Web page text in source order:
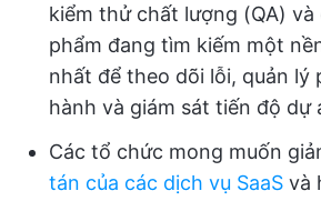
kiểm thử chất lượng (QA) và
phẩm đang tìm kiếm một
nhất để theo dõi lỗi, quản lý
hành và giám sát tiến độ dự
Các tổ chức mong muốn
tán của các dịch vụ SaaS và